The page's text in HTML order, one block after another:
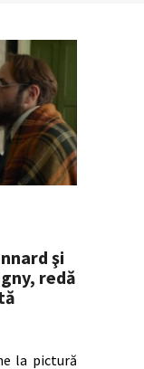
şi
redă
la pictură